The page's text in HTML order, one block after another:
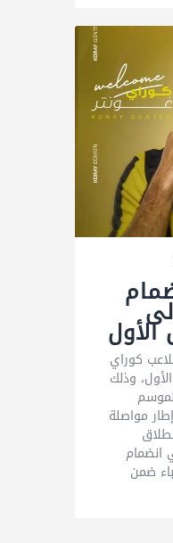
كوراي
وذلك
2027، في إطار مواصلة
انضمام
ضمن